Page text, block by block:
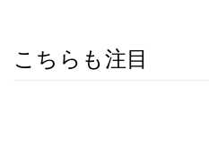
こちらも注目